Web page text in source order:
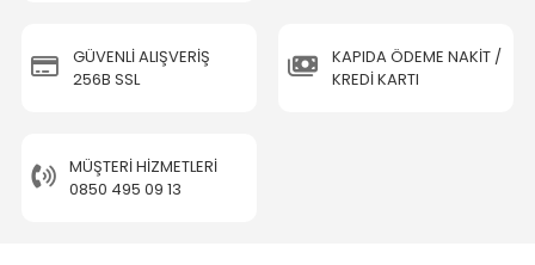
GÜVENLİ ALIŞVERİŞ
256B SSL
KAPIDA ÖDEME NAKİT /
KREDİ KARTI
MÜŞTERI HIZMETLERI
0850 495 09 13